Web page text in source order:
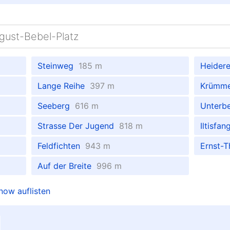
Bebel-Platz
Steinweg 185 m
Lange Reihe 397 m
Seeberg 616 m
Strasse Der Jugend 818 m
Feldfichten 943 m
Ernst-
Auf der Breite 996 m
auflisten